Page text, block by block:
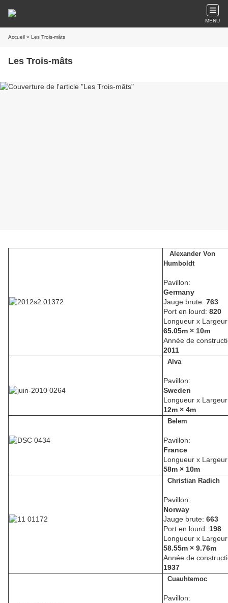
MENU
Accueil » Les Trois-mâts
Les Trois-mâts
Alexander Von
Humboldt
Pavillon:
Germany
Jauge brute: 763
Port en lourd: 820
Longueur x
65.05m × 10m
Année de
2011
Alva
Pavillon:
Sweden
Longueur x
12m × 4m
Belem
Pavillon:
France
Longueur x
58m × 10m
Christian Radich
Pavillon:
Norway
Jauge brute: 663
Port en lourd: 198
Longueur x
58.55m × 9.76m
Année de
1937
Cuauhtemoc
Pavillon: